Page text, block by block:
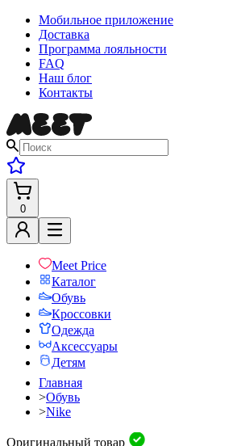
Мобильное приложение
Доставка
Программа лояльности
FAQ
Наш блог
Контакты
0
Meet Price
Каталог
Обувь
Кроссовки
Одежда
Аксессуары
Детям
Главная
>Обувь
>Nike
Оригинальный товар